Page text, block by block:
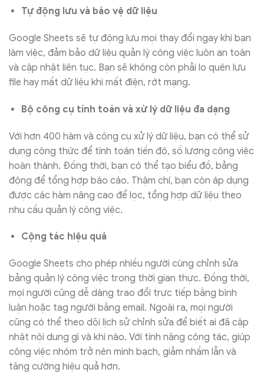
Tự động lưu và bảo vệ dữ liệu
Google Sheets sẽ tự động lưu mọi thay đổi ngay khi bạn
làm việc, đảm bảo dữ liệu quản lý công việc luôn an toàn
và cập nhật liên tục. Bạn sẽ không còn phải lo quên lưu
file hay mất dữ liệu khi mất điện, rớt mạng.
Bộ công cụ tính toán và xử lý dữ liệu đa dạng
Với hơn 400 hàm và công cụ xử lý dữ liệu, bạn có thể sử
dụng công thức để tính toán tiến độ, số lượng công việc
hoàn thành. Đồng thời, bạn có thể tạo biểu đồ, bảng
động để tổng hợp báo cáo. Thậm chí, bạn còn áp dụng
được các hàm nâng cao để lọc, tổng hợp dữ liệu theo
nhu cầu quản lý công việc.
Cộng tác hiệu quả
Google Sheets cho phép nhiều người cùng chỉnh sửa
bảng quản lý công việc trong thời gian thực. Đồng thời,
mọi người cũng dễ dàng trao đổi trực tiếp bằng bình
luận hoặc tag người bằng email. Ngoài ra, mọi người
cũng có thể theo dõi lịch sử chỉnh sửa để biết ai đã cập
nhật nội dung gì và khi nào. Với tính năng cộng tác, giúp
công việc nhóm trở nên minh bạch, giảm nhầm lẫn và
tăng cường hiệu quả hơn.